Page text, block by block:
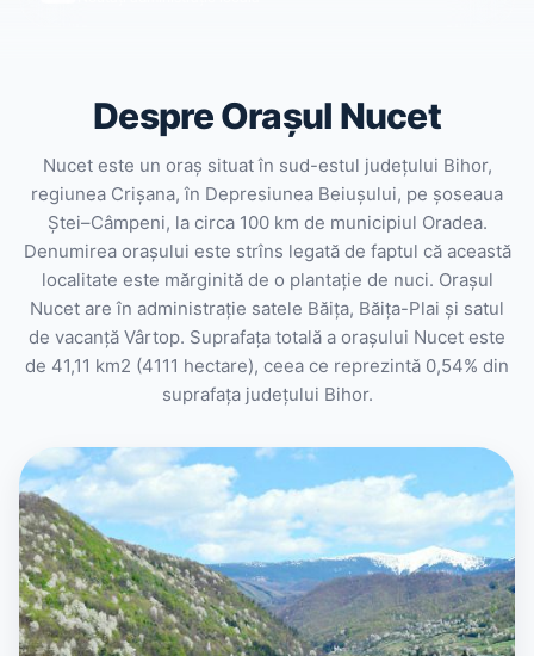
Despre Orașul Nucet
Nucet este un oraș situat în sud-estul județului Bihor,
regiunea Crișana, în Depresiunea Beiușului, pe șoseaua
Ștei–Câmpeni, la circa 100 km de municipiul Oradea.
Denumirea orașului este strîns legată de faptul că această
localitate este mărginită de o plantație de nuci. Orașul
Nucet are în administrație satele Băița, Băița-Plai și satul
de vacanță Vârtop. Suprafața totală a orașului Nucet este
de 41,11 km2 (4111 hectare), ceea ce reprezintă 0,54% din
suprafața județului Bihor.